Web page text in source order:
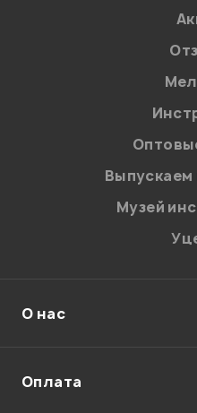
на
персональных данных.
Введите проверочное
Отправить
Выпускаем
Музей
О нас
Оплата